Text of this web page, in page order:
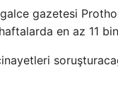
gazetesi
en az 11